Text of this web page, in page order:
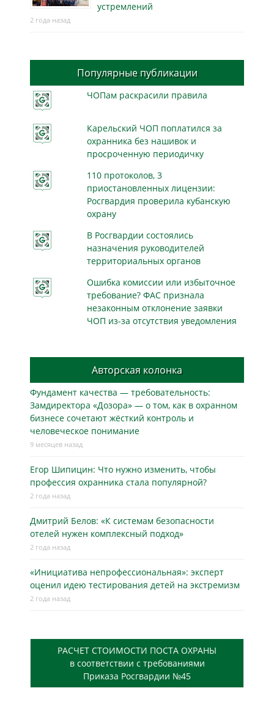
устремлений
2 года назад
Популярные публикации
ЧОПам раскрасили правила
Карельский ЧОП поплатился за
охранника без нашивок и
просроченную периодичку
110 протоколов, 3
приостановленных лицензии:
Росгвардия проверила кубанскую
охрану
В Росгвардии состоялись
назначения руководителей
территориальных органов
Ошибка комиссии или избыточное
требование? ФАС признала
незаконным отклонение заявки
ЧОП из-за отсутствия уведомления
Авторская колонка
Фундамент качества — требовательность:
Замдиректора «Дозора» — о том, как в охранном
бизнесe сочетают жёсткий контроль и
человеческое понимание
9 месяцев назад
Егор Шипицин: Что нужно изменить, чтобы
профессия охранника стала популярной?
2 года назад
Дмитрий Белов: «К системам безопасности
отелей нужен комплексный подход»
2 года назад
«Инициатива непрофессиональная»: эксперт
оценил идею тестирования детей на экстремизм
2 года назад
РАСЧЕТ СТОИМОСТИ ПОСТА ОХРАНЫ
в соответствии с требованиями
Приказа Росгвардии №45